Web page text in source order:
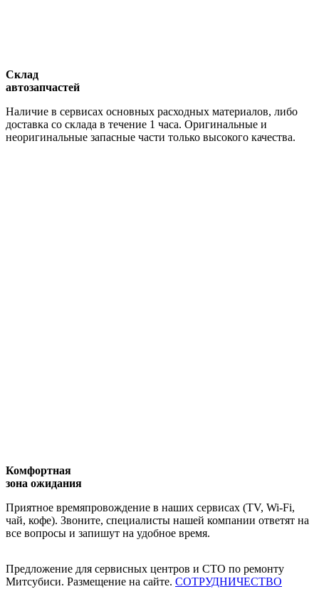
Склад
автозапчастей
Наличие в сервисах основных расходных материалов, либо
доставка со склада в течение 1 часа. Оригинальные и
неоригинальные запасные части только высокого качества.
Комфортная
зона ожидания
Приятное времяпровождение в наших сервисах (TV, Wi-Fi,
чай, кофе). Звоните, специалисты нашей компании ответят на
все вопросы и запишут на удобное время.
Предложение для сервисных центров и СТО по ремонту
Митсубиси. Размещение на сайте. СОТРУДНИЧЕСТВО